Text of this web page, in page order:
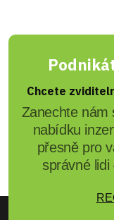
Chcete
Zanechte nám
nabídku
přesně pro
správné